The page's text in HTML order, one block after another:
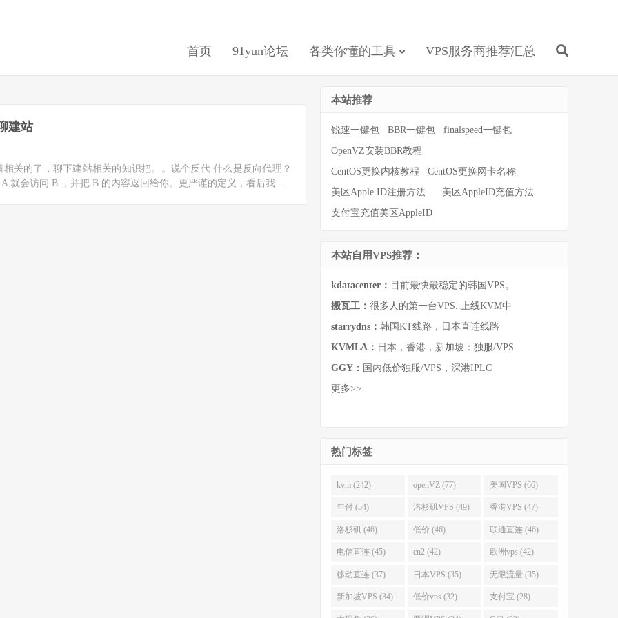
首页 91yun论坛 各类你懂的工具 VPS服务商推荐汇总
建站
关的了，聊下建站相关的知识把。。说个反代 什么是反向代理？
就会访问 B ，并把 B 的内容返回给你。更严谨的定义，看后我...
本站推荐
锐速一键包 BBR一键包
finalspeed一键包
OpenVZ安装BBR教程
CentOS更换内核教程
CentOS更换网卡名称
美区Apple ID注册方法
美区AppleID充值方法
支付宝充值美区AppleID
本站自用VPS推荐：
kdatacenter： 目前最快最稳定的韩国VPS。
搬瓦工： 很多人的第一台VPS..上线KVM中
starrydns： 韩国KT线路，日本直连线路
KVMLA： 日本，香港，新加坡：独服/VPS
GGY： 国内低价独服/VPS，深港IPLC
更多>>
热门标签
kvm (242) openVZ (77) 美国VPS (66)
年付 (54) 洛杉矶VPS (49) 香港VPS (47)
洛杉矶 (46) 低价 (46) 联通直连 (46)
电信直连 (45) cn2 (42) 欧洲vps (42)
移动直连 (37) 日本VPS (35) 无限流量 (35)
新加坡VPS (34) 低价vps (32) 支付宝 (28)